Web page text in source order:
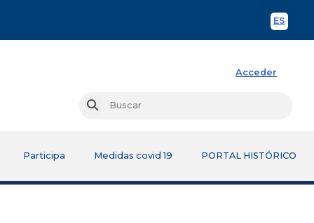
ES
Acceder
Buscar
Participa Medidas covid 19 PORTAL HISTÓRICO